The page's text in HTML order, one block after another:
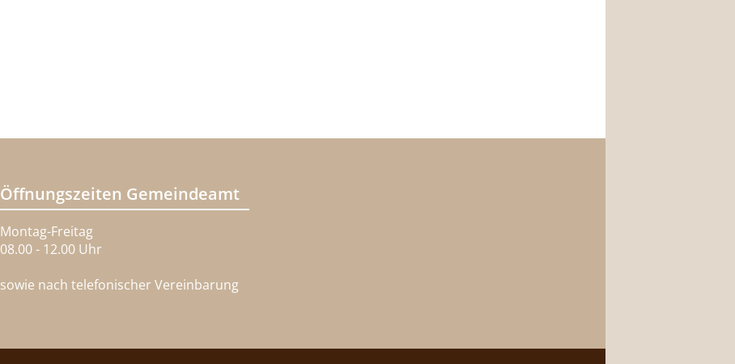
Öffnungszeiten Gemeindeamt
Montag-Freitag
08.00 - 12.00 Uhr
sowie nach telefonischer Vereinbarung